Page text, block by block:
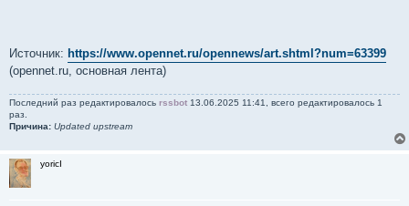
Источник: https://www.opennet.ru/opennews/art.shtml?num=63399
(opennet.ru, основная лента)
Последний раз редактировалось rssbot 13.06.2025 11:41, всего редактировалось 1
раз.
Причина: Updated upstream
yoricI